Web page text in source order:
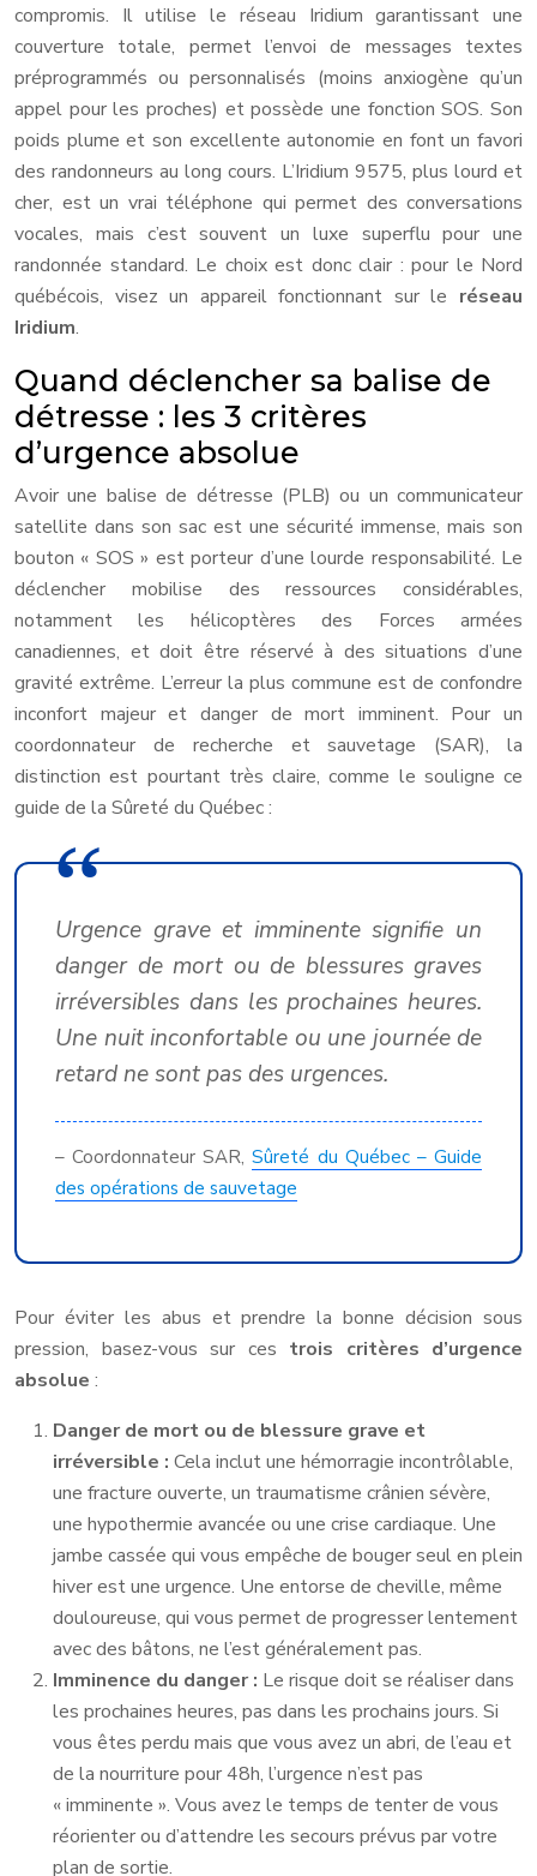
compromis. Il utilise le réseau Iridium garantissant une
couverture totale, permet l’envoi de messages textes
préprogrammés ou personnalisés (moins anxiogène qu’un
appel pour les proches) et possède une fonction SOS. Son
poids plume et son excellente autonomie en font un favori
des randonneurs au long cours. L’Iridium 9575, plus lourd et
cher, est un vrai téléphone qui permet des conversations
vocales, mais c’est souvent un luxe superflu pour une
randonnée standard. Le choix est donc clair : pour le Nord
québécois, visez un appareil fonctionnant sur le réseau
Iridium.
Quand déclencher sa balise de
détresse : les 3 critères
d’urgence absolue
Avoir une balise de détresse (PLB) ou un communicateur
satellite dans son sac est une sécurité immense, mais son
bouton « SOS » est porteur d’une lourde responsabilité. Le
déclencher mobilise des ressources considérables,
notamment les hélicoptères des Forces armées
canadiennes, et doit être réservé à des situations d’une
gravité extrême. L’erreur la plus commune est de confondre
inconfort majeur et danger de mort imminent. Pour un
coordonnateur de recherche et sauvetage (SAR), la
distinction est pourtant très claire, comme le souligne ce
guide de la Sûreté du Québec :
Urgence grave et imminente signifie un
danger de mort ou de blessures graves
irréversibles dans les prochaines heures.
Une nuit inconfortable ou une journée de
retard ne sont pas des urgences.
– Coordonnateur SAR,Sûreté du Québec – Guide
des opérations de sauvetage
Pour éviter les abus et prendre la bonne décision sous
pression, basez-vous sur ces trois critères d’urgence
absolue :
Danger de mort ou de blessure grave et
irréversible : Cela inclut une hémorragie incontrôlable,
une fracture ouverte, un traumatisme crânien sévère,
une hypothermie avancée ou une crise cardiaque. Une
jambe cassée qui vous empêche de bouger seul en plein
hiver est une urgence. Une entorse de cheville, même
douloureuse, qui vous permet de progresser lentement
avec des bâtons, ne l’est généralement pas.
Imminence du danger : Le risque doit se réaliser dans
les prochaines heures, pas dans les prochains jours. Si
vous êtes perdu mais que vous avez un abri, de l’eau et
de la nourriture pour 48h, l’urgence n’est pas
« imminente ». Vous avez le temps de tenter de vous
réorienter ou d’attendre les secours prévus par votre
plan de sortie.